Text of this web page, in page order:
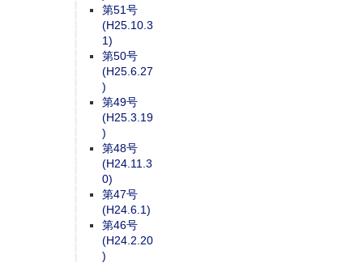
第51号
(H25.10.3
1)
第50号
(H25.6.27
)
第49号
(H25.3.19
)
第48号
(H24.11.3
0)
第47号
(H24.6.1)
第46号
(H24.2.20
)